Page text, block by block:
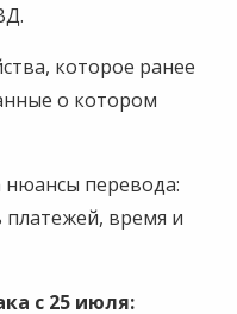
которое ранее
о котором
нюансы перевода:
платежей, время и
с 25 июля: